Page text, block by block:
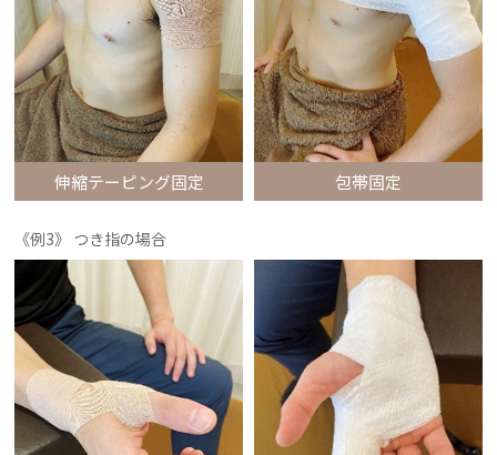
伸縮テーピング固定 包帯固定
《例3》 つき指の場合